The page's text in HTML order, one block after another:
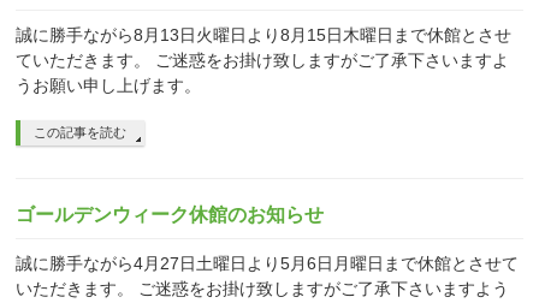
誠に勝手ながら8月13日火曜日より8月15日木曜日まで休館とさせ
ていただきます。 ご迷惑をお掛け致しますがご了承下さいますよ
うお願い申し上げます。
この記事を読む
ゴールデンウィーク休館のお知らせ
誠に勝手ながら4月27日土曜日より5月6日月曜日まで休館とさせて
いただきます。 ご迷惑をお掛け致しますがご了承下さいますよう